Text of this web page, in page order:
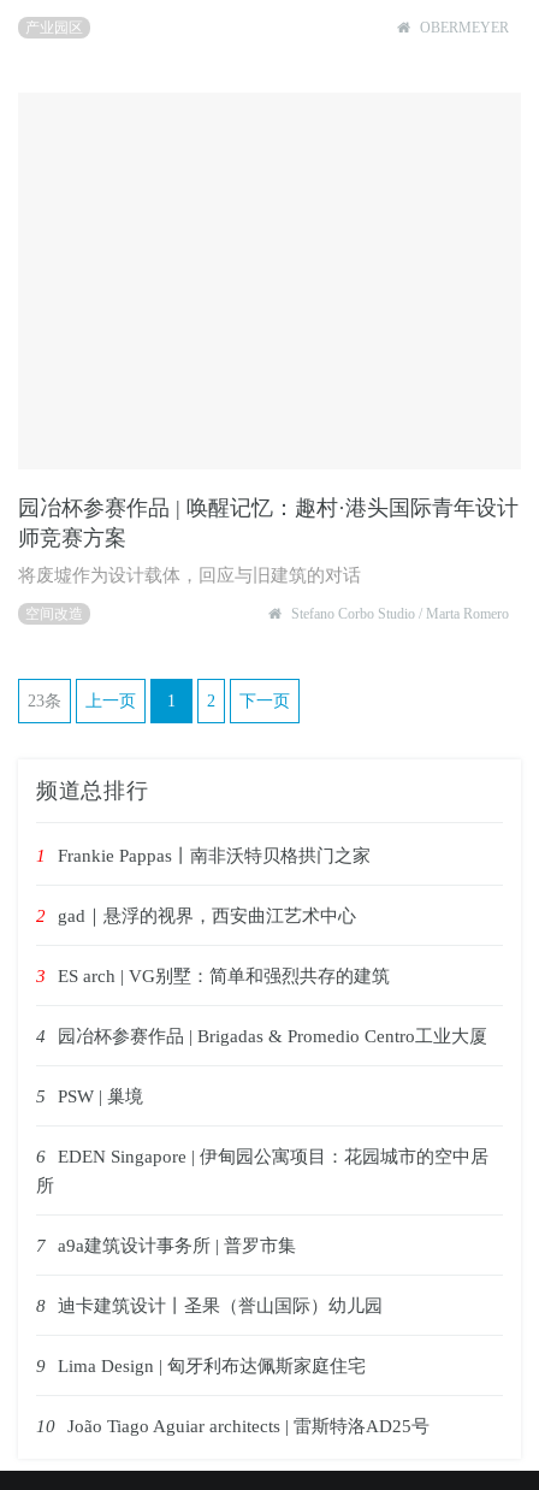
产业园区 OBERMEYER
园冶杯参赛作品 | 唤醒记忆：趣村·港头国际青年设计
师竞赛方案
将废墟作为设计载体，回应与旧建筑的对话
空间改造 Stefano Corbo Studio / Marta Romero
23条 上一页 1 2 下一页
频道总排行
1 Frankie Pappas丨南非沃特贝格拱门之家
2 gad｜悬浮的视界，西安曲江艺术中心
3 ES arch | VG别墅：简单和强烈共存的建筑
4 园冶杯参赛作品 | Brigadas & Promedio Centro工业大厦
5 PSW | 巢境
6
EDEN Singapore | 伊甸园公寓项目：花园城市的空中居
所
7 a9a建筑设计事务所 | 普罗市集
8 迪卡建筑设计丨圣果（誉山国际）幼儿园
9 Lima Design | 匈牙利布达佩斯家庭住宅
10 João Tiago Aguiar architects | 雷斯特洛AD25号